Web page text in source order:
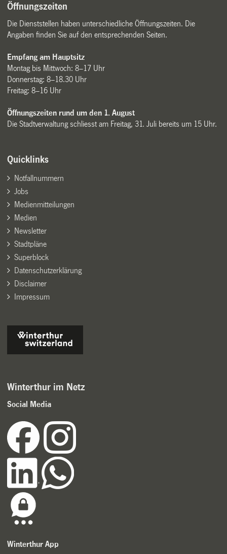
Öffnungszeiten
Die Dienststellen haben unterschiedliche Öffnungszeiten. Die
Angaben finden Sie auf den entsprechenden Seiten.
Empfang am Hauptsitz
Montag bis Mittwoch: 8–17 Uhr
Donnerstag: 8–18.30 Uhr
Freitag: 8–16 Uhr
Öffnungszeiten rund um den 1. August
Die Stadtverwaltung schliesst am Freitag, 31. Juli bereits um 15 Uhr.
Quicklinks
Notfallnummern
Jobs
Medienmitteilungen
Medien
Newsletter
Stadtpläne
Superblock
Datenschutzerklärung
Disclaimer
Impressum
Winterthur im Netz
Social Media
Winterthur App